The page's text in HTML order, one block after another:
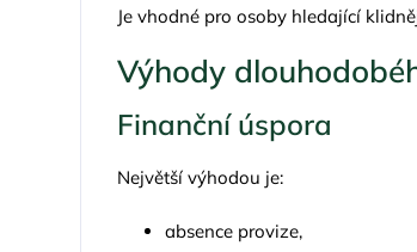
Je vhodné pro osoby hledající
Výhody
Finanční úspora
Největší výhodou je:
absence provize,